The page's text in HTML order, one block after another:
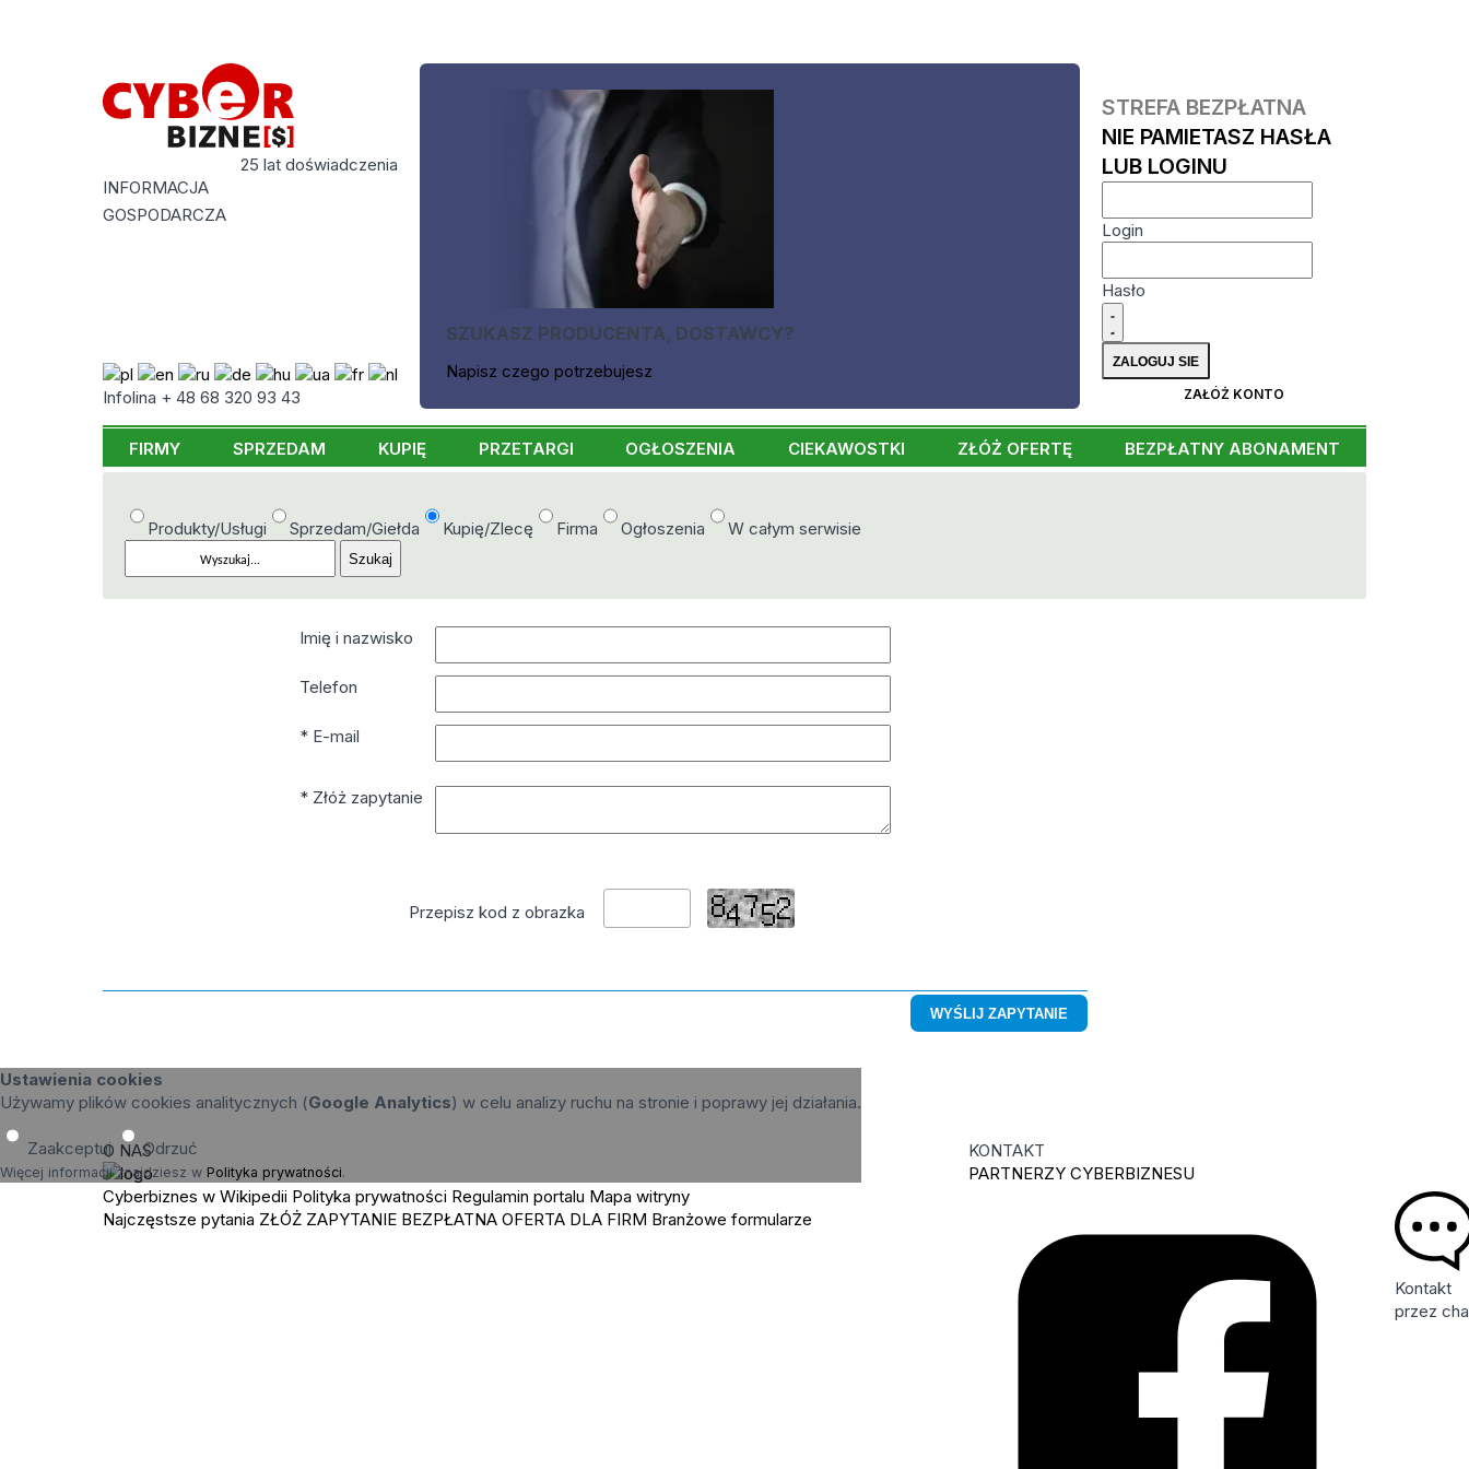
25 lat doświadczenia
INFORMACJA
GOSPODARCZA
Infolina + 48 68 320 93 43
SZUKASZ PRODUCENTA, DOSTAWCY?
Napisz czego potrzebujesz
STREFA BEZPŁATNA
NIE PAMIETASZ HASŁA
LUB LOGINU
Login
Hasło
ZAŁÓŻ KONTO
FIRMY SPRZEDAM KUPIĘ PRZETARGI OGŁOSZENIA CIEKAWOSTKI ZŁÓŻ OFERTĘ BEZPŁATNY ABONAMENT
Produkty/Usługi Sprzedam/Giełda Kupię/Zlecę Firma Ogłoszenia W całym serwisie
Imię i nazwisko
Telefon
* E-mail
* Złóż zapytanie
Przepisz kod z obrazka
Kontakt
przez
Ustawienia cookies
Używamy plików cookies analitycznych (Google Analytics) w celu analizy ruchu na stronie i poprawy jej działania.
Zaakceptuj Odrzuć
Więcej informacji znajdziesz w Polityka prywatności.
O NAS
Cyberbiznes w Wikipedii Polityka prywatności Regulamin portalu Mapa witryny
Najczęstsze pytania ZŁÓŻ ZAPYTANIE BEZPŁATNA OFERTA DLA FIRM Branżowe formularze
KONTAKT
PARTNERZY CYBERBIZNESU